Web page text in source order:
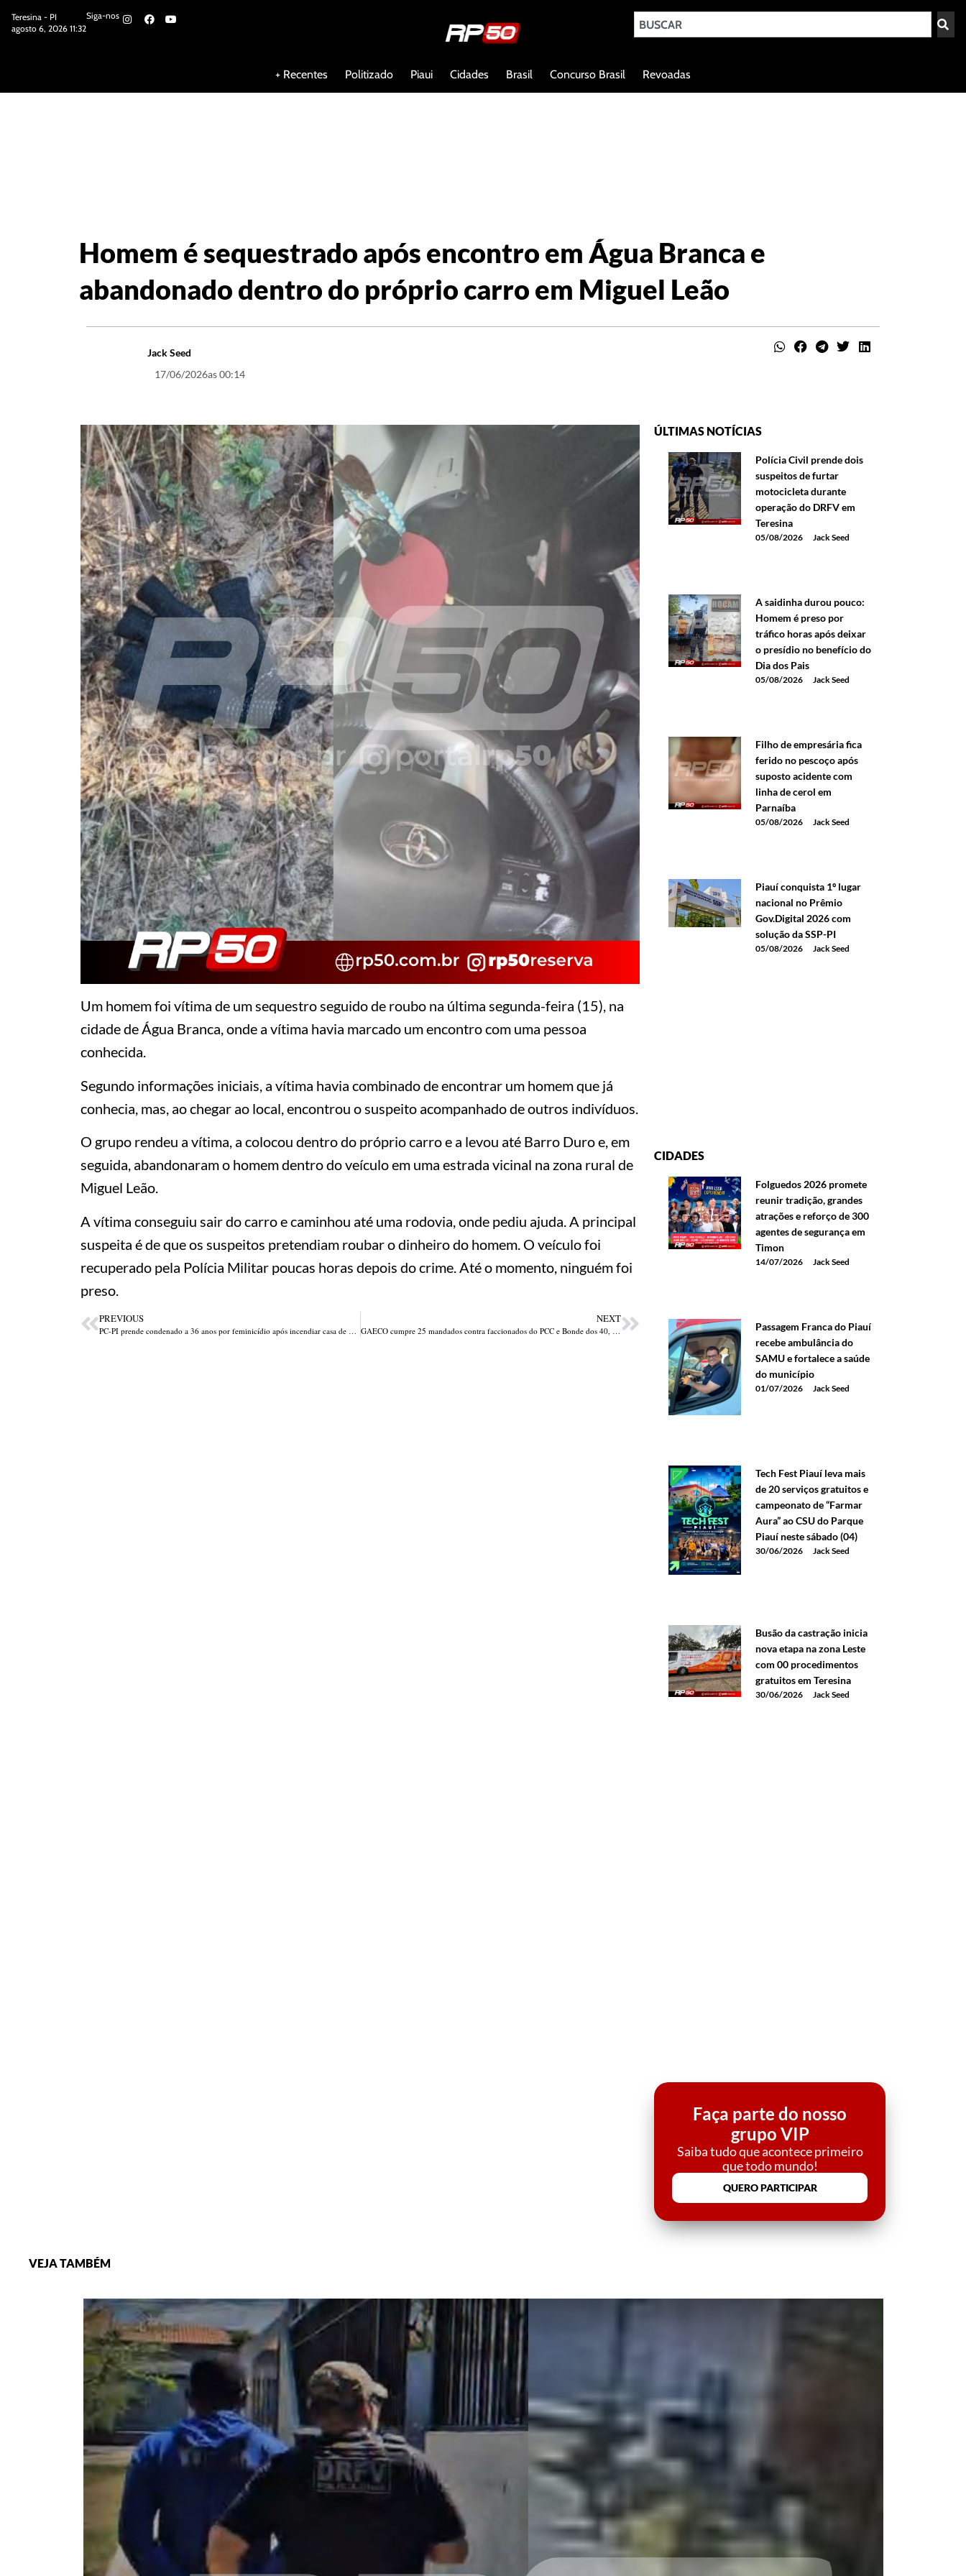
Teresina - PI
agosto 6, 2026 11:32
Siga-nos
+ Recentes Politizado Piaui Cidades Brasil Concurso Brasil Revoadas
Homem é sequestrado após encontro em Água Branca e
abandonado dentro do próprio carro em Miguel Leão
Jack Seed
17/06/2026as 00:14
Um homem foi vítima de um sequestro seguido de roubo na última segunda-feira (15), na
cidade de Água Branca, onde a vítima havia marcado um encontro com uma pessoa
conhecida.
Segundo informações iniciais, a vítima havia combinado de encontrar um homem que já
conhecia, mas, ao chegar ao local, encontrou o suspeito acompanhado de outros indivíduos.
O grupo rendeu a vítima, a colocou dentro do próprio carro e a levou até Barro Duro e, em
seguida, abandonaram o homem dentro do veículo em uma estrada vicinal na zona rural de
Miguel Leão.
A vítima conseguiu sair do carro e caminhou até uma rodovia, onde pediu ajuda. A principal
suspeita é de que os suspeitos pretendiam roubar o dinheiro do homem. O veículo foi
recuperado pela Polícia Militar poucas horas depois do crime. Até o momento, ninguém foi
preso.
PREVIOUS
PC-PI prende condenado a 36 anos por feminicídio após incendiar casa de ex-companheira em Teresina
NEXT
GAECO cumpre 25 mandados contra faccionados do PCC e Bonde dos 40, no interior do Piauí
ÚLTIMAS NOTÍCIAS
Polícia Civil prende dois
suspeitos de furtar
motocicleta durante
operação do DRFV em
Teresina
05/08/2026 Jack Seed
A saidinha durou pouco:
Homem é preso por
tráfico horas após deixar
o presídio no benefício do
Dia dos Pais
05/08/2026 Jack Seed
Filho de empresária fica
ferido no pescoço após
suposto acidente com
linha de cerol em
Parnaíba
05/08/2026 Jack Seed
Piauí conquista 1º lugar
nacional no Prêmio
Gov.Digital 2026 com
solução da SSP-PI
05/08/2026 Jack Seed
CIDADES
Folguedos 2026 promete
reunir tradição, grandes
atrações e reforço de 300
agentes de segurança em
Timon
14/07/2026 Jack Seed
Passagem Franca do Piauí
recebe ambulância do
SAMU e fortalece a saúde
do município
01/07/2026 Jack Seed
Tech Fest Piauí leva mais
de 20 serviços gratuitos e
campeonato de “Farmar
Aura” ao CSU do Parque
Piauí neste sábado (04)
30/06/2026 Jack Seed
Busão da castração inicia
nova etapa na zona Leste
com 00 procedimentos
gratuitos em Teresina
30/06/2026 Jack Seed
Faça parte do nosso
grupo VIP
Saiba tudo que acontece primeiro
que todo mundo!
QUERO PARTICIPAR
VEJA TAMBÉM